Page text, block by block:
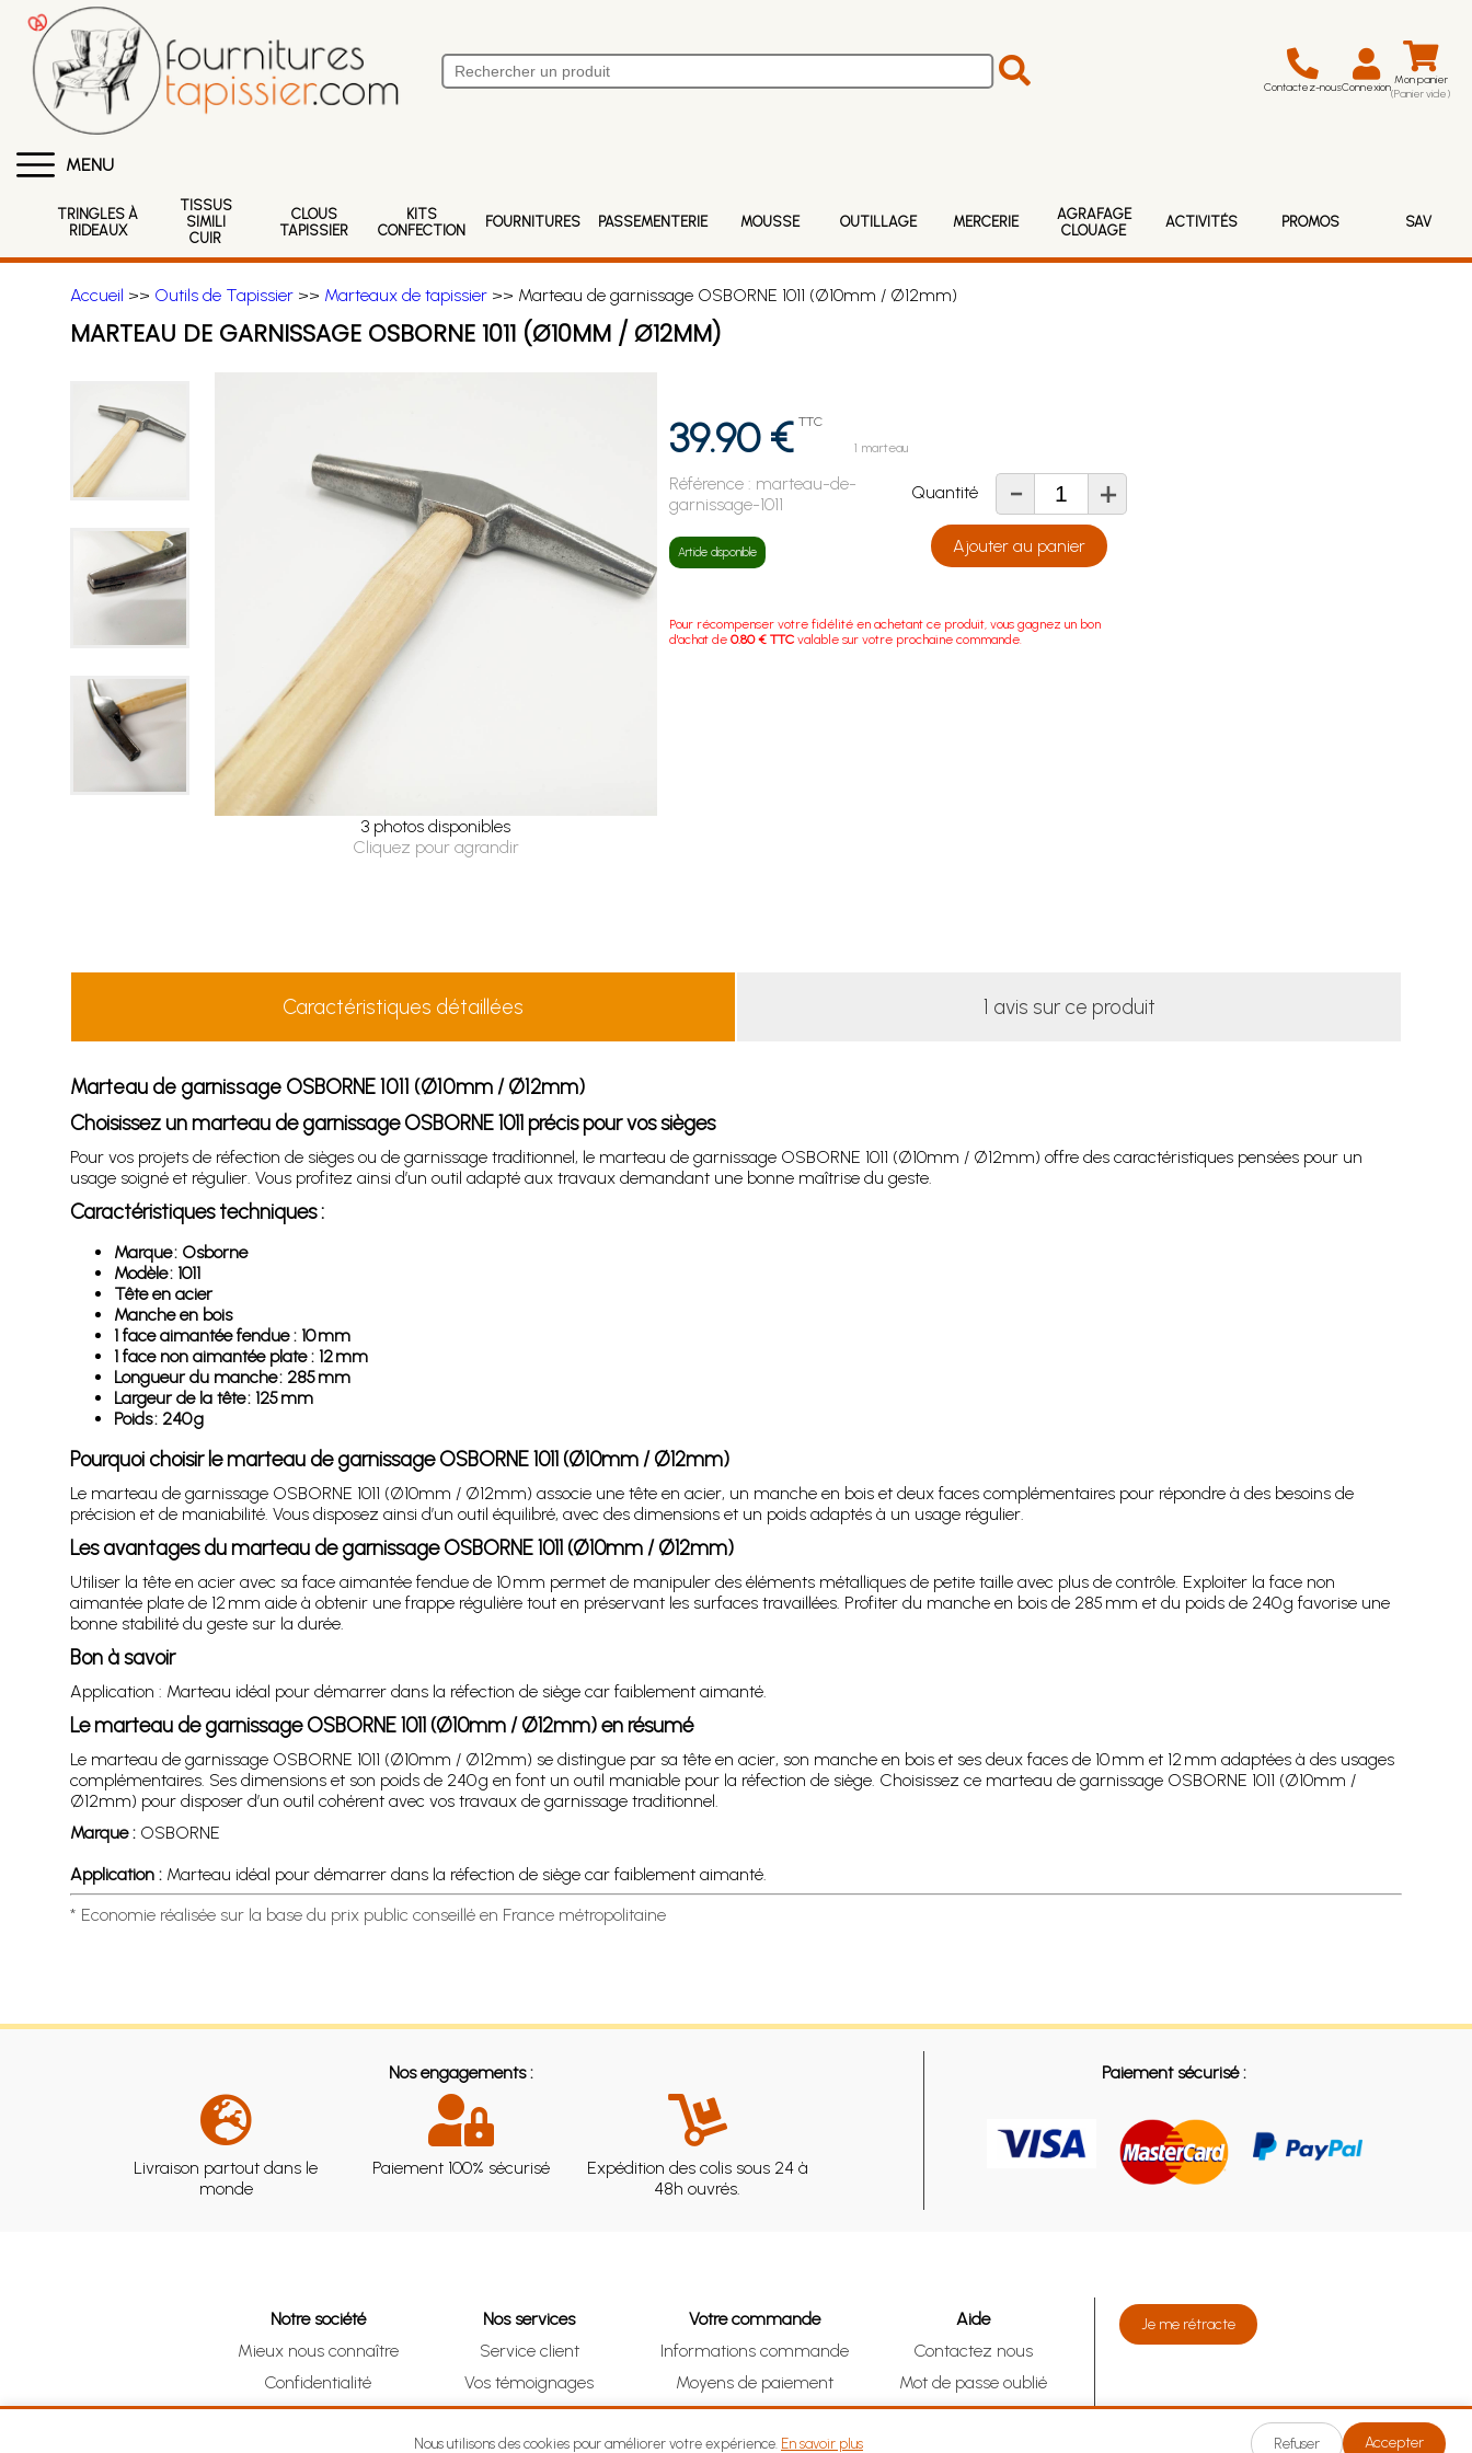
Contactez-nousConnexion Mon panier
(Panier vide)
MENU
TRINGLES À
RIDEAUX
TISSUS
SIMILI
CUIR
CLOUS
TAPISSIER
KITS
CONFECTION
FOURNITURES PASSEMENTERIE MOUSSE OUTILLAGE MERCERIE
AGRAFAGE
CLOUAGE
ACTIVITÉS PROMOS SAV
Accueil >> Outils de Tapissier>> Marteaux de tapissier>> Marteau de garnissage OSBORNE 1011 (Ø10mm / Ø12mm)
MARTEAU DE GARNISSAGE OSBORNE 1011 (Ø10MM / Ø12MM)
3 photos disponibles
Cliquez pour agrandir
39.90 € TTC
1 marteau
Référence : marteau-de-
garnissage-1011
Article disponible
Quantité - +
Ajouter au panier
Pour récompenser votre fidélité en achetant ce produit, vous gagnez un bon
d'achat de0.80 € TTC valable sur votre prochaine commande.
Caractéristiques détaillées 1 avis sur ce produit
Marteau de garnissage OSBORNE 1011 (Ø10mm / Ø12mm)
Choisissez un marteau de garnissage OSBORNE 1011 précis pour vos sièges
Pour vos projets de réfection de sièges ou de garnissage traditionnel, le marteau de garnissage OSBORNE 1011 (Ø10mm / Ø12mm) offre des caractéristiques pensées pour un
usage soigné et régulier. Vous profitez ainsi d’un outil adapté aux travaux demandant une bonne maîtrise du geste.
Caractéristiques techniques :
Marque : Osborne
Modèle : 1011
Tête en acier
Manche en bois
1 face aimantée fendue : 10 mm
1 face non aimantée plate : 12 mm
Longueur du manche : 285 mm
Largeur de la tête : 125 mm
Poids : 240 g
Pourquoi choisir le marteau de garnissage OSBORNE 1011 (Ø10mm / Ø12mm)
Le marteau de garnissage OSBORNE 1011 (Ø10mm / Ø12mm) associe une tête en acier, un manche en bois et deux faces complémentaires pour répondre à des besoins de
précision et de maniabilité. Vous disposez ainsi d’un outil équilibré, avec des dimensions et un poids adaptés à un usage régulier.
Les avantages du marteau de garnissage OSBORNE 1011 (Ø10mm / Ø12mm)
Utiliser la tête en acier avec sa face aimantée fendue de 10 mm permet de manipuler des éléments métalliques de petite taille avec plus de contrôle. Exploiter la face non
aimantée plate de 12 mm aide à obtenir une frappe régulière tout en préservant les surfaces travaillées. Profiter du manche en bois de 285 mm et du poids de 240 g favorise une
bonne stabilité du geste sur la durée.
Bon à savoir
Application : Marteau idéal pour démarrer dans la réfection de siège car faiblement aimanté.
Le marteau de garnissage OSBORNE 1011 (Ø10mm / Ø12mm) en résumé
Le marteau de garnissage OSBORNE 1011 (Ø10mm / Ø12mm) se distingue par sa tête en acier, son manche en bois et ses deux faces de 10 mm et 12 mm adaptées à des usages
complémentaires. Ses dimensions et son poids de 240 g en font un outil maniable pour la réfection de siège. Choisissez ce marteau de garnissage OSBORNE 1011 (Ø10mm /
Ø12mm) pour disposer d’un outil cohérent avec vos travaux de garnissage traditionnel.
Marque :OSBORNE
Application :Marteau idéal pour démarrer dans la réfection de siège car faiblement aimanté.
* Economie réalisée sur la base du prix public conseillé en France métropolitaine
Nos engagements :
Livraison partout dans le
monde
Paiement 100% sécurisé
Expédition des colis sous 24 à
48h ouvrés.
Paiement sécurisé :
Notre société
Mieux nous connaître
Confidentialité
CGV
Nos services
Service client
Vos témoignages
Clic & Collect (DRIVE)
Votre commande
Informations commande
Moyens de paiement
Suivre vos achats
Aide
Contactez nous
Mot de passe oublié
Je me rétracte
Je me rétracte
Nous utilisons des cookies pour améliorer votre expérience. En savoir plus Refuser Accepter